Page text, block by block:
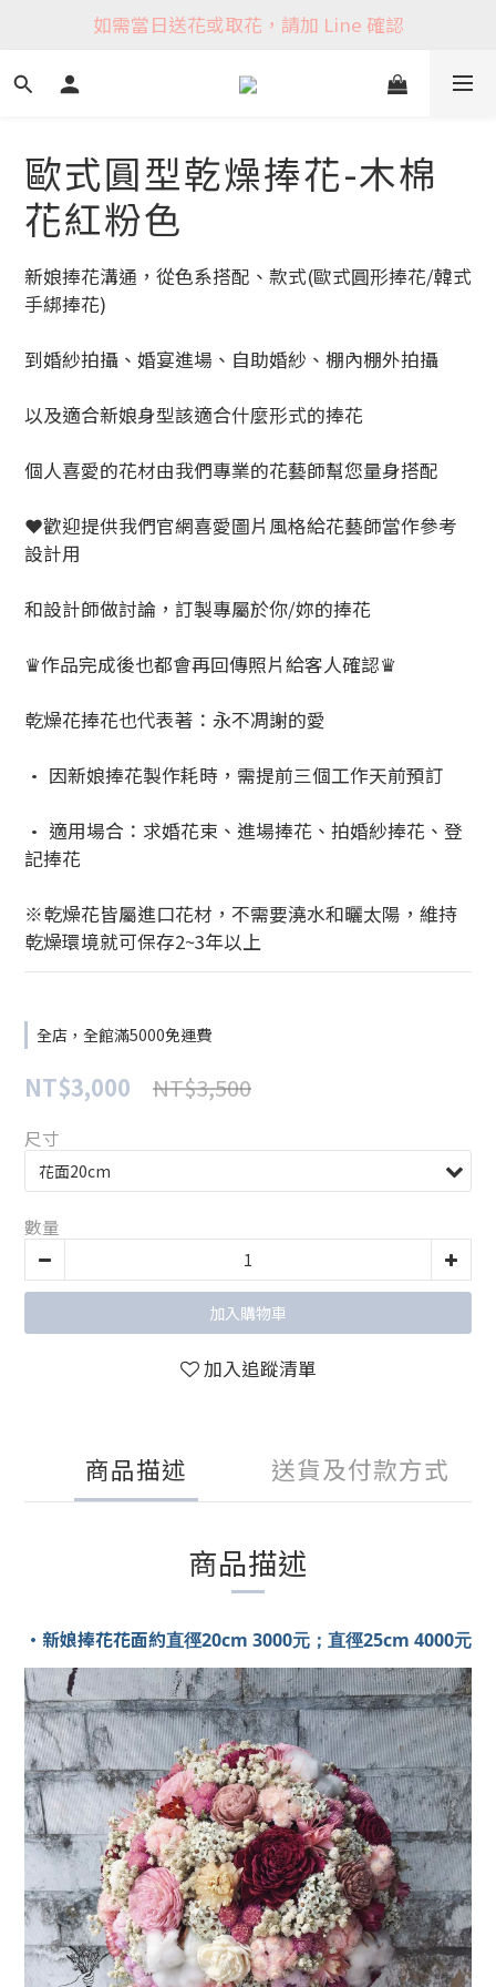
如需當日送花或取花，請加 Line 確認
歐式圓型乾燥捧花-木棉
花紅粉色
新娘捧花溝通，從色系搭配、款式(歐式圓形捧花/韓式
手綁捧花)
到婚紗拍攝、婚宴進場、自助婚紗、棚內棚外拍攝
以及適合新娘身型該適合什麼形式的捧花
個人喜愛的花材由我們專業的花藝師幫您量身搭配
❤歡迎提供我們官網喜愛圖片風格給花藝師當作參考
設計用
和設計師做討論，訂製專屬於你/妳的捧花
♛作品完成後也都會再回傳照片給客人確認♛
乾燥花捧花也代表著：永不凋謝的愛
• 因新娘捧花製作耗時，需提前三個工作天前預訂
• 適用場合：求婚花束、進場捧花、拍婚紗捧花、登
記捧花
※乾燥花皆屬進口花材，不需要澆水和曬太陽，維持
乾燥環境就可保存2~3年以上
全店，全館滿5000免運費
NT$3,500
NT$3,000
尺寸
數量
加入購物車
加入追蹤清單
商品描述 送貨及付款方式
商品描述
• 新娘捧花花面約直徑20cm 3000元；直徑25cm 4000元